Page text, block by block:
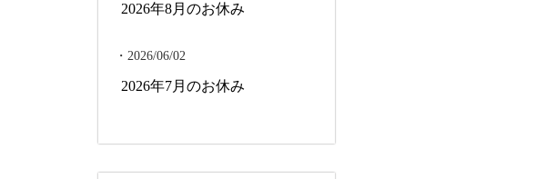
2026年8月のお休み
・2026/06/02
2026年7月のお休み